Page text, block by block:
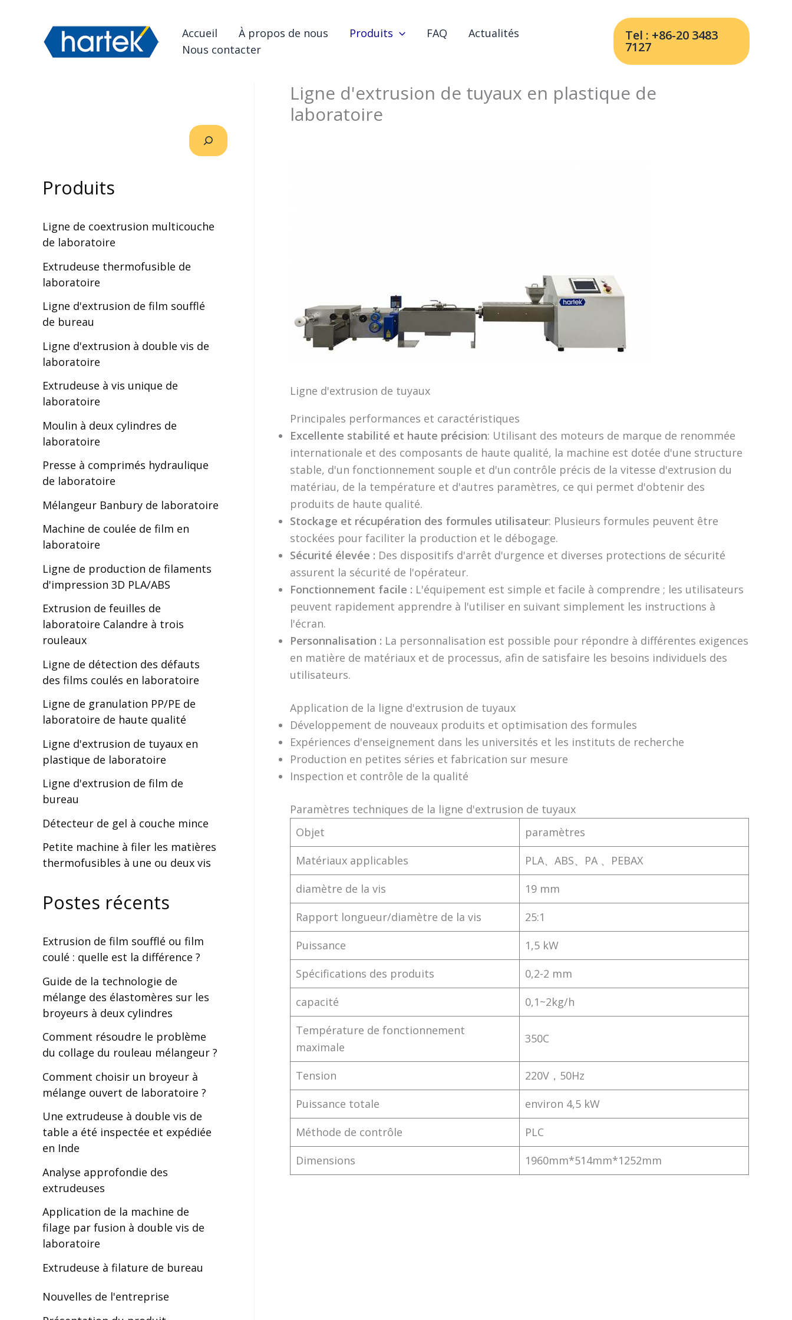
Accueil À propos de nous Produits FAQ
Actualités
Nous contacter
Tel : +86-20 3483
7127
Produits
Ligne de coextrusion multicouche
de laboratoire
Extrudeuse thermofusible de
laboratoire
Ligne d'extrusion de film soufflé
de bureau
Ligne d'extrusion à double vis de
laboratoire
Extrudeuse à vis unique de
laboratoire
Moulin à deux cylindres de
laboratoire
Presse à comprimés hydraulique
de laboratoire
Mélangeur Banbury de laboratoire
Machine de coulée de film en
laboratoire
Ligne de production de filaments
d'impression 3D PLA/ABS
Extrusion de feuilles de
laboratoire Calandre à trois
rouleaux
Ligne de détection des défauts
des films coulés en laboratoire
Ligne de granulation PP/PE de
laboratoire de haute qualité
Ligne d'extrusion de tuyaux en
plastique de laboratoire
Ligne d'extrusion de film de
bureau
Détecteur de gel à couche mince
Petite machine à filer les matières
thermofusibles à une ou deux vis
Postes récents
Extrusion de film soufflé ou film
coulé : quelle est la différence ?
Guide de la technologie de
mélange des élastomères sur les
broyeurs à deux cylindres
Comment résoudre le problème
du collage du rouleau mélangeur ?
Comment choisir un broyeur à
mélange ouvert de laboratoire ?
Une extrudeuse à double vis de
table a été inspectée et expédiée
en Inde
Analyse approfondie des
extrudeuses
Application de la machine de
filage par fusion à double vis de
laboratoire
Extrudeuse à filature de bureau
Nouvelles de l'entreprise
Ligne d'extrusion de tuyaux en plastique de
laboratoire
Ligne d'extrusion de tuyaux
Principales performances et caractéristiques
Excellente stabilité et haute précision: Utilisant des moteurs de marque de renommée
internationale et des composants de haute qualité, la machine est dotée d'une structure
stable, d'un fonctionnement souple et d'un contrôle précis de la vitesse d'extrusion du
matériau, de la température et d'autres paramètres, ce qui permet d'obtenir des
produits de haute qualité.
Stockage et récupération des formules utilisateur: Plusieurs formules peuvent être
stockées pour faciliter la production et le débogage.
Sécurité élevée : Des dispositifs d'arrêt d'urgence et diverses protections de sécurité
assurent la sécurité de l'opérateur.
Fonctionnement facile : L'équipement est simple et facile à comprendre ; les utilisateurs
peuvent rapidement apprendre à l'utiliser en suivant simplement les instructions à
l'écran.
Personnalisation : La personnalisation est possible pour répondre à différentes exigences
en matière de matériaux et de processus, afin de satisfaire les besoins individuels des
utilisateurs.
Application de la ligne d'extrusion de tuyaux
Développement de nouveaux produits et optimisation des formules
Expériences d'enseignement dans les universités et les instituts de recherche
Production en petites séries et fabrication sur mesure
Inspection et contrôle de la qualité
Paramètres techniques de la ligne d'extrusion de tuyaux
Objet
paramètres
Matériaux applicables
PLA、ABS、PA 、PEBAX
diamètre de la vis
19 mm
Rapport longueur/diamètre de la vis
25:1
Puissance
1,5 kW
Spécifications des produits
0,2-2 mm
capacité
0,1~2kg/h
Température de fonctionnement
maximale
350C
Tension
220V，50Hz
Puissance totale
environ 4,5 kW
Méthode de contrôle
PLC
Dimensions
1960mm*514mm*1252mm